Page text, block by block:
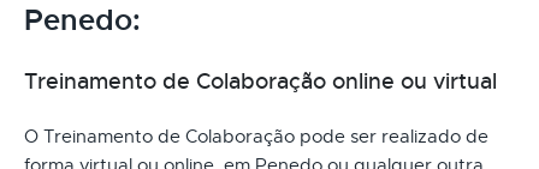
Penedo:
Treinamento de Colaboração online ou virtual
O Treinamento de Colaboração pode ser realizado de